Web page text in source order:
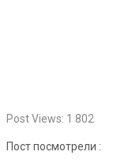
Post Views: 1 802
Пост посмотрели :